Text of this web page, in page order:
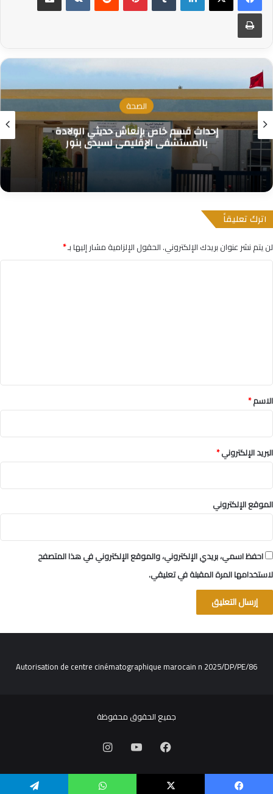
طباعة
الصحة
إحداث قسم خاص بإنعاش حديثي الولادة
بالمستشفى الإقليمي لسيدي بنور
اترك تعليقاً
لن يتم نشر عنوان بريدك الإلكتروني.الحقول الإلزامية مشار إليها بـ*
*
الاسم*
البريد الإلكتروني*
الموقع الإلكتروني
احفظ اسمي، بريدي الإلكتروني، والموقع الإلكتروني في هذا المتصفح
لاستخدامها المرة المقبلة في تعليقي.
Autorisation de centre cinématographique marocain n 2025/DP/PE/86
جميع الحقوق محفوظة
فيسبوك‫YouTubeانستقرام